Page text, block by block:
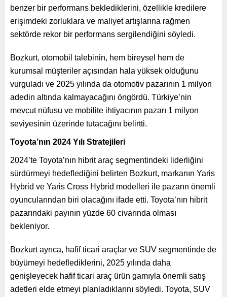
benzer bir performans beklediklerini, özellikle kredilere
erişimdeki zorluklara ve maliyet artışlarına rağmen
sektörde rekor bir performans sergilendiğini söyledi.
Bozkurt, otomobil talebinin, hem bireysel hem de
kurumsal müşteriler açısından hala yüksek olduğunu
vurguladı ve 2025 yılında da otomotiv pazarının 1 milyon
adedin altında kalmayacağını öngördü. Türkiye’nin
mevcut nüfusu ve mobilite ihtiyacının pazarı 1 milyon
seviyesinin üzerinde tutacağını belirtti.
Toyota’nın 2024 Yılı Stratejileri
2024’te Toyota’nın hibrit araç segmentindeki liderliğini
sürdürmeyi hedeflediğini belirten Bozkurt, markanın Yaris
Hybrid ve Yaris Cross Hybrid modelleri ile pazarın önemli
oyuncularından biri olacağını ifade etti. Toyota’nın hibrit
pazarındaki payının yüzde 60 civarında olması
bekleniyor.
Bozkurt ayrıca, hafif ticari araçlar ve SUV segmentinde de
büyümeyi hedeflediklerini, 2025 yılında daha
genişleyecek hafif ticari araç ürün gamıyla önemli satış
adetleri elde etmeyi planladıklarını söyledi. Toyota, SUV